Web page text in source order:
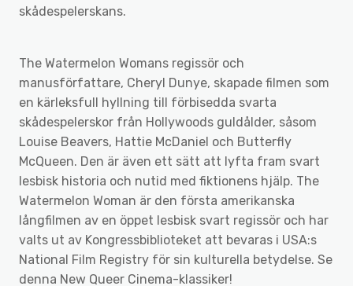
skådespelerskans.
The Watermelon Womans regissör och
manusförfattare, Cheryl Dunye, skapade filmen som
en kärleksfull hyllning till förbisedda svarta
skådespelerskor från Hollywoods guldålder, såsom
Louise Beavers, Hattie McDaniel och Butterfly
McQueen. Den är även ett sätt att lyfta fram svart
lesbisk historia och nutid med fiktionens hjälp. The
Watermelon Woman är den första amerikanska
långfilmen av en öppet lesbisk svart regissör och har
valts ut av Kongressbiblioteket att bevaras i USA:s
National Film Registry för sin kulturella betydelse. Se
denna New Queer Cinema-klassiker!